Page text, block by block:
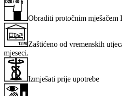
Obraditi protočnim mješačem
Zaštićeno od vremenskih
mjeseci.
Izmješati prije upotrebe